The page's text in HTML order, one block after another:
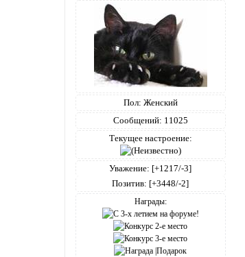
Пол: Женский
Сообщений: 11025
Текущее настроение:
Уважение: [+1217/-3]
Позитив: [+3448/-2]
Награды: